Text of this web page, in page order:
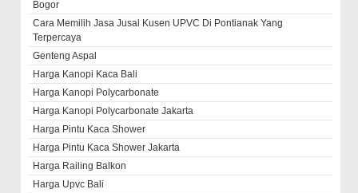
Bogor
Cara Memilih Jasa Jusal Kusen UPVC Di Pontianak Yang
Terpercaya
Genteng Aspal
Harga Kanopi Kaca Bali
Harga Kanopi Polycarbonate
Harga Kanopi Polycarbonate Jakarta
Harga Pintu Kaca Shower
Harga Pintu Kaca Shower Jakarta
Harga Railing Balkon
Harga Upvc Bali